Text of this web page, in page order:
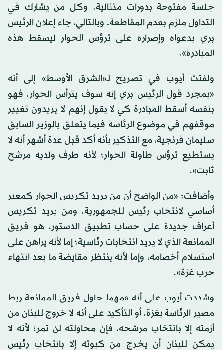
جلسة مفتوحة بدورات متتالية. وكل من يشارك في
التداول ملزم بعدم المقاطعة. وبالتالي، جاء إعلان الرئيس
بري بدعواه وإصراره على ترؤس الحوار ليسقط هذه
المبادرة».
ولفتت أيوب في تصريح لـ«الشرق الأوسط» إلى أنه
«بمجرد قول الرئيس بري إنه سوف يترأس الحوار، فهو
بنفسه أسقط المبادرة كي لا يقول إنهم لا يريدون تغيير
موقفهم في موضوع الرئاسة فيما يتعلق بالوزير السابق
سليمان فرنجية، مع التذكير بأنه أكد قبل عدة أشهر أنه لا
يستطيع ترؤس طاولة الحوار؛ لأنه طرف ولديه مرشح
ثابت».
وأضافت: «من الواضح أن من يريد تكريس الحوار كمعبر
أساسي لانتخاب رئيس للجمهورية، ومن يريد تكريس
أعراف جديدة على حساب تطبيق الدستور، هو فريق
الممانعة الذي لا يريد انتخابات رئاسية؛ إما لأنه يراهن على
استسلام أخصامه، وإما لأنه ينتظر مقايضة ما بعد انتهاء
حرب غزة».
وشددت أيوب على أنه «مهما حاول فريق الممانعة ربط
مصير الرئاسة بغزة، أو التأكيد على أنه لا خروج للبنان من
أزمته إلا بانتخاب مرشحه، فإن محاولته لن تمر؛ لأنه لا
يمكن للبنان أن يخرج من كبوته إلا بانتخاب رئيس